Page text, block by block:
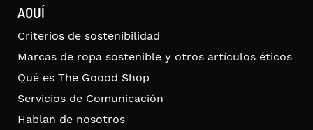
AQUÍ
Criterios de sostenibilidad
Marcas de ropa sostenible y otros artículos éticos
Qué es The Goood Shop
Servicios de Comunicación
Hablan de nosotros